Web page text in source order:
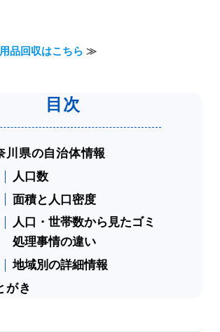
品回収はこちら ≫
川県の自治体情報
人口数
面積と人口密度
人口・世帯数から見たゴミ
処理事情の違い
地域別の詳細情報
がき